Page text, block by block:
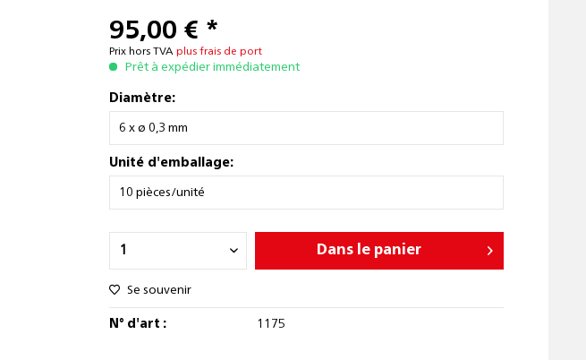
95,00 € *
Prix hors TVAplus frais de port
Prêt à expédier immédiatement
Diamètre:
Unité d'emballage:
Dans le panier
Se souvenir
N° d'art : 1175